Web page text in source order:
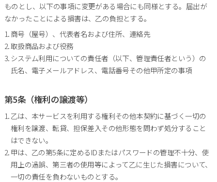
ものとし、以下の事項に変更がある場合にも同様とする。届出が
なかったことによる損害は、乙の負担とする。
商号（屋号）、代表者名および住所、連絡先
取扱商品および役務
システム利用についての責任者（以下、管理責任者という）の
氏名、電子メールアドレス、電話番号その他甲所定の事項
第5条（権利の譲渡等）
乙は、本サービスを利用する権利その他本契約に基づく一切の
権利を譲渡、転貸、担保差入その他形態を問わず処分すること
はできない。
甲は、乙の第5条に定めるIDまたはパスワードの管理不十分、使
用上の過誤、第三者の使用等によって乙に生じた損害について、
一切の責任を負わないものとする。